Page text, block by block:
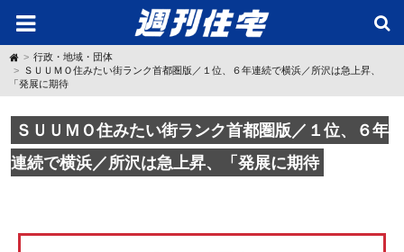
H
o
m
e
行政・地域・団体
ＳＵＵＭＯ住みたい街ランク首都圏版／１位、６年連続で横浜／所沢は急上昇、
「発展に期待
ＳＵＵＭＯ住みたい街ランク首都圏版／１位、６年
連続で横浜／所沢は急上昇、「発展に期待